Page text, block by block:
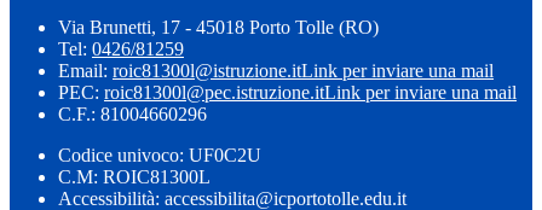
Via Brunetti, 17 - 45018 Porto Tolle (RO)
Tel: 0426/81259
Email: roic81300l@istruzione.itLink per inviare una mail
PEC: roic81300l@pec.istruzione.itLink per inviare una mail
C.F.: 81004660296
Codice univoco: UF0C2U
C.M: ROIC81300L
Accessibilità: accessibilita@icportotolle.edu.it